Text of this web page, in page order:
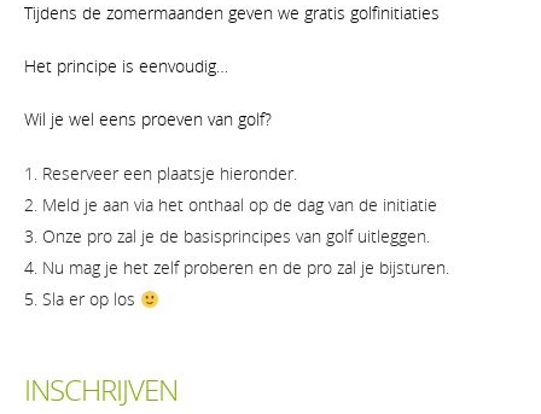
Tijdens de zomermaanden geven we gratis golfinitiaties
Het principe is eenvoudig…
Wil je wel eens proeven van golf?
Reserveer een plaatsje hieronder.
Meld je aan via het onthaal op de dag van de initiatie
Onze pro zal je de basisprincipes van golf uitleggen.
Nu mag je het zelf proberen en de pro zal je bijsturen.
Sla er op los
INSCHRIJVEN